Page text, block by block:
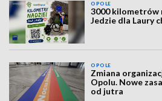
OPOLE
3000 kilometrów
Jedzie dla Laury
OPOLE
Zmiana
Opolu. Nowe
od jutra